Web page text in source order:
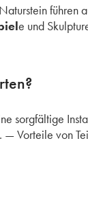
führen
e und
sorgfältige
— Vorteile von